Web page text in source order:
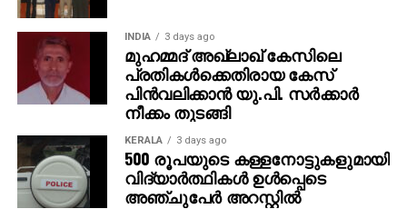
ഇതിനിടെ, രാജമൗലി ഇപ്പോള്‍ മഹേഷ് ബാബു
നായകനായും പൃഥ്വിരാജ് സുകുമാരന്‍ വില്ലനായും
എത്തുന്ന പുതിയ ചിത്രത്തിന്റെ ഒരുക്കങ്ങളിലാണ്.
അതേസമയം, ബാഹുബലി ഒന്നും രണ്ടും ഭാഗങ്ങളും
ചേര്‍ത്ത ‘ദി എപ്പിക്ക്’ തിയറ്ററുകളില്‍ ആവേശം
സൃഷ്ടിച്ചുകൊണ്ടിരിക്കുകയാണ്.
INDIA 3 days ago
മുഹമ്മദ് അഖ്‌ലാഖ് കേസിലെ
പ്രതികള്‍ക്കെതിരായ കേസ്
പിന്‍വലിക്കാന്‍ യു.പി. സര്‍ക്കാര്‍
നീക്കം തുടങ്ങി
KERALA 3 days ago
500 രൂപയുടെ കള്ളനോട്ടുകളുമായി
വിദ്യാര്‍ത്ഥികള്‍ ഉള്‍പ്പെടെ
അഞ്ചുപേര്‍ അറസ്റ്റില്‍